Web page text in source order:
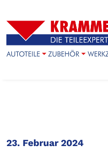
23. Februar 2024